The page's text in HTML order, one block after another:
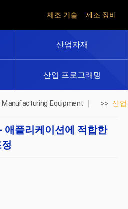
제조 기술 제조 장비
산업자재
산업 프로그래밍
Manufacturing Equipment >> 산업
애플리케이션에 적합한